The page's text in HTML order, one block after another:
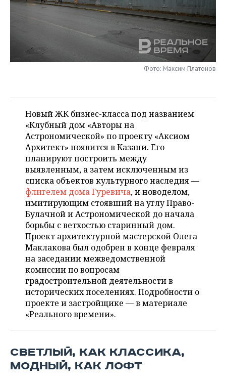
НЕФТЬ
ЭНЕРГЕТИКА
ТРАНСПОРТ
УСЛУГИ
МЕДИА
НОВОСТИ МЕРОПРИЯТИЙ
ВЫЕЗДНАЯ РЕДАКЦИЯ
ОТКРЫТАЯ ЛЕКЦИЯ
НОВОСТИ СПОРТА
БАСКЕТБОЛ
ВОЛЕЙБОЛ
КИБЕРСПОРТ
ФИГУРНОЕ КАТАНИЕ
ВОДНЫЕ ВИДЫ СПОРТА
ХОККЕЙ С МЯЧОМ
ОБЩЕСТВО
ИНФРАСТРУКТУРА
ИСТОРИЯ
КУЛЬТУРА
МЕДИЦИНА
ОБРАЗОВАНИЕ
ПРОИСШЕСТВИЯ
СПРАВОЧНИК
СПИСОК ПЕРСОН
СПИСОК КОМПАНИЙ
ПОЛНАЯ ВЕРСИЯ
Фото: Максим Платонов
Новый ЖК бизнес-класса под названием
«Клубный дом «Авторы на
Астрономической» по проекту «Аксиом
Архитект» появится в Казани. Его
планируют построить между
выявленным, а затем исключенным из
списка объектов культурного наследия —
флигелем дома Гуревича, и новоделом,
имитирующим стоявший на углу Право-
Булачной и Астрономической до начала
борьбы с ветхостью старинный дом.
Проект архитектурной мастерской Олега
Маклакова был одобрен в конце февраля
на заседании межведомственной
комиссии по вопросам
градостроительной деятельности в
исторических поселениях. Подробности о
проекте и застройщике — в материале
«Реального времени».
СВЕТЛЫЙ, КАК КЛАССИКА,
МОДНЫЙ, КАК ЛОФТ